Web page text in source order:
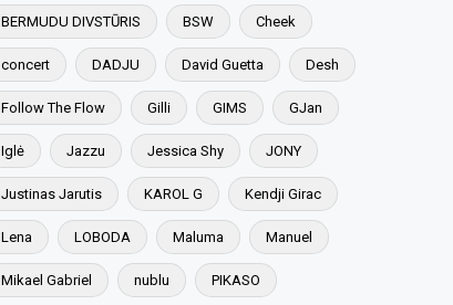
BERMUDU DIVSTŪRIS BSW Cheek
concert DADJU David Guetta Desh
Follow The Flow Gilli GIMS GJan
Iglė Jazzu Jessica Shy JONY
Justinas Jarutis KAROL G Kendji Girac
Lena LOBODA Maluma Manuel
Mikael Gabriel nublu PIKASO